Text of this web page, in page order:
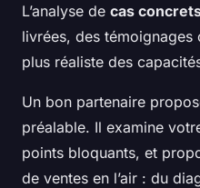
L’analyse de cas
livrées, des
plus réaliste des
Un bon partenaire
préalable. Il examine
points bloquants, et
de ventes en l’air : du